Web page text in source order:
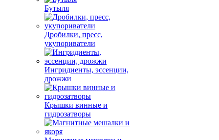
Бутыля
Дробилки, пресс,
укупориватели
Ингридиенты, эссенции,
дрожжи
Крышки винные и
гидрозатворы